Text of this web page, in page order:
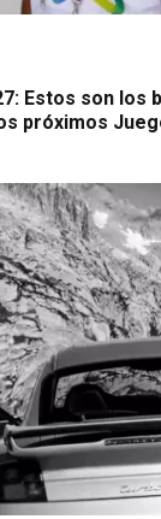
Estos son los
próximos